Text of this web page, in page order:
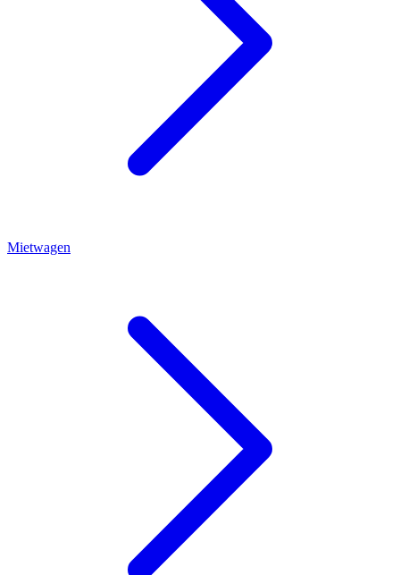
Mietwagen